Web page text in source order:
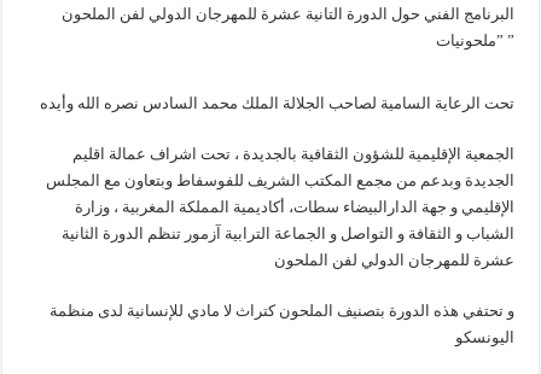
البرنامج الفني حول الدورة التانية عشرة للمهرجان الدولي لفن الملحون
”ملحونيات ”
تحت الرعایة السامیة لصاحب الجلالة الملك محمد السادس نصره الله وأيده
الجمعیة الإقلیمیة للشؤون الثقافیة بالجدیدة ، تحت اشراف عمالة اقلیم
الجدیدة وبدعم من مجمع المکتب الشریف للفوسفاط وبتعاون مع المجلس
الإقلیمي و جهة الدارالبیضاء سطات، أکادیمیة المملکة المغربیة ، وزارة
الشباب و الثقافة و التواصل و الجماعة الترابیة آزمور تنظم الدورة الثانیة
عشرة للمهرجان الدولي لفن الملحون
و تحتفي هذه الدورة بتصنيف الملحون كتراث لا مادي للإنسانية لدى منظمة
اليونسكو